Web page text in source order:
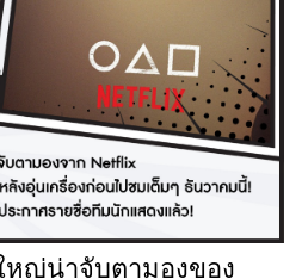
หญ่น่าจับตามองของ